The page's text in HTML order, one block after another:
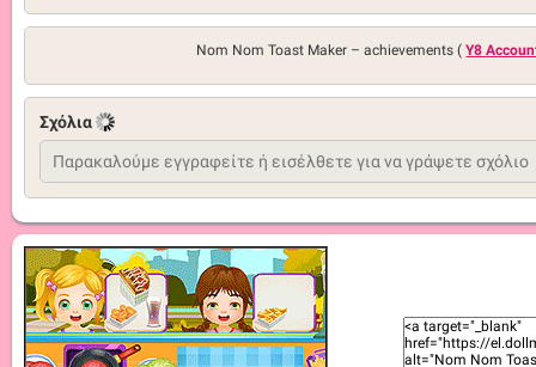
Nom Nom Toast Maker –achievements (Y8
Σχόλια